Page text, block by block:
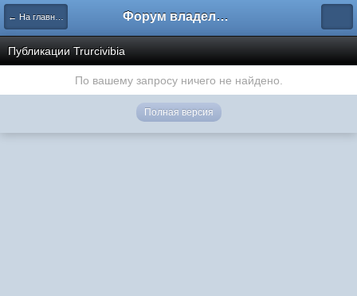
← На главную Форум владельцев интернет-магазинов
Публикации Trurcivibia
По вашему запросу ничего не найдено.
Полная версия